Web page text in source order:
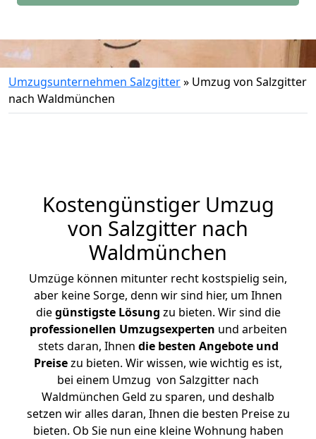
Umzugsunternehmen Salzgitter» Umzug von Salzgitter
nach Waldmünchen
Kostengünstiger Umzug
von Salzgitter nach
Waldmünchen
Umzüge können mitunter recht kostspielig sein,
aber keine Sorge, denn wir sind hier, um Ihnen
diegünstigste Lösung zu bieten. Wir sind die
professionellen Umzugsexperten und arbeiten
stets daran, Ihnen die besten Angebote und
Preisezu bieten. Wir wissen, wie wichtig es ist,
bei einem Umzug von Salzgitter nach
Waldmünchen Geld zu sparen, und deshalb
setzen wir alles daran, Ihnen die besten Preise zu
bieten. Ob Sie nun eine kleine Wohnung haben